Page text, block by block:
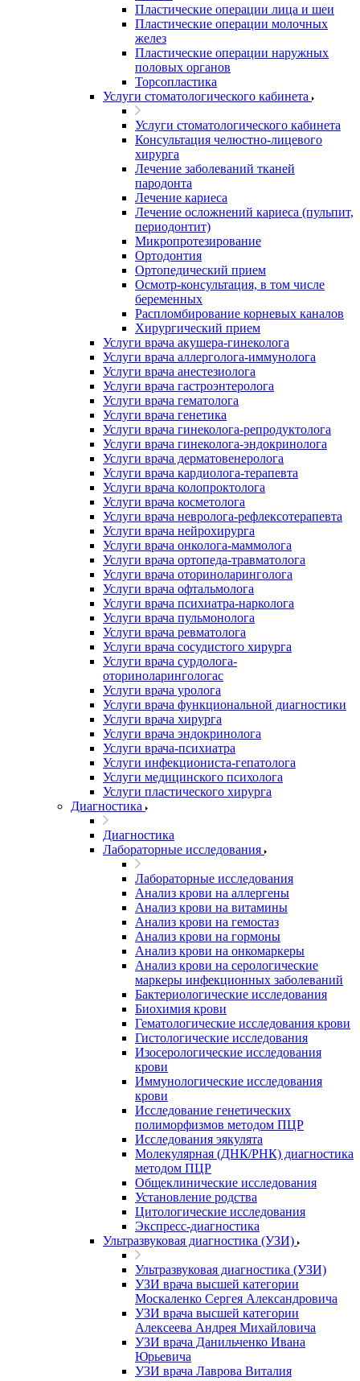
Пластические операции лица и шеи
Пластические операции молочных
желез
Пластические операции наружных
половых органов
Торсопластика
Услуги стоматологического кабинета
Услуги стоматологического кабинета
Консультация челюстно-лицевого
хирурга
Лечение заболеваний тканей
пародонта
Лечение кариеса
Лечение осложнений кариеса (пульпит,
периодонтит)
Микропротезирование
Ортодонтия
Ортопедический прием
Осмотр-консультация, в том числе
беременных
Распломбирование корневых каналов
Хирургический прием
Услуги врача акушера-гинеколога
Услуги врача аллерголога-иммунолога
Услуги врача анестезиолога
Услуги врача гастроэнтеролога
Услуги врача гематолога
Услуги врача генетика
Услуги врача гинеколога-репродуктолога
Услуги врача гинеколога-эндокринолога
Услуги врача дерматовенеролога
Услуги врача кардиолога-терапевта
Услуги врача колопроктолога
Услуги врача косметолога
Услуги врача невролога-рефлексотерапевта
Услуги врача нейрохирурга
Услуги врача онколога-маммолога
Услуги врача ортопеда-травматолога
Услуги врача оториноларинголога
Услуги врача офтальмолога
Услуги врача психиатра-нарколога
Услуги врача пульмонолога
Услуги врача ревматолога
Услуги врача сосудистого хирурга
Услуги врача сурдолога-
оториноларингологас
Услуги врача уролога
Услуги врача функциональной диагностики
Услуги врача хирурга
Услуги врача эндокринолога
Услуги врача-психиатра
Услуги инфекциониста-гепатолога
Услуги медицинского психолога
Услуги пластического хирурга
Диагностика
Диагностика
Лабораторные исследования
Лабораторные исследования
Анализ крови на аллергены
Анализ крови на витамины
Анализ крови на гемостаз
Анализ крови на гормоны
Анализ крови на онкомаркеры
Анализ крови на серологические
маркеры инфекционных заболеваний
Бактериологические исследования
Биохимия крови
Гематологические исследования крови
Гистологические исследования
Изосерологические исследования
крови
Иммунологические исследования
крови
Исследование генетических
полиморфизмов методом ПЦР
Исследования эякулята
Молекулярная (ДНК/РНК) диагностика
методом ПЦР
Общеклинические исследования
Установление родства
Цитологические исследования
Экспресс-диагностика
Ультразвуковая диагностика (УЗИ)
Ультразвуковая диагностика (УЗИ)
УЗИ врача высшей категории
Москаленко Сергея Александровича
УЗИ врача высшей категории
Алексеева Андрея Михайловича
УЗИ врача Данильченко Ивана
Юрьевича
УЗИ врача Лаврова Виталия